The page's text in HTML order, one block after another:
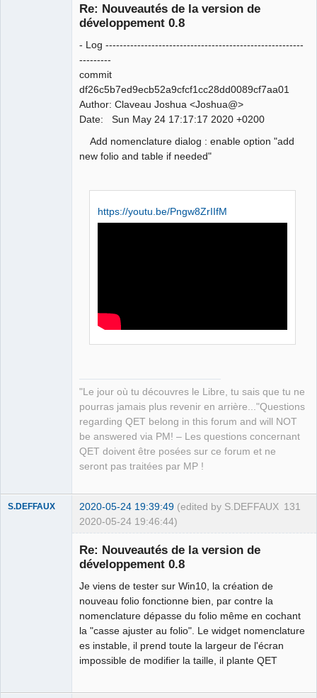
Re: Nouveautés de la version de
développement 0.8
- Log --------------------------------------------------------
---------
commit
df26c5b7ed9ecb52a9cfcf1cc28dd0089cf7aa01
Author: Claveau Joshua <Joshua@>
Date: Sun May 24 17:17:17 2020 +0200
Add nomenclature dialog : enable option "add
new folio and table if needed"
https://youtu.be/Pngw8ZrIIfM
"Le jour où tu découvres le Libre, tu sais que tu ne
pourras jamais plus revenir en arrière..."Questions
regarding QET belong in this forum and will NOT
be answered via PM! – Les questions concernant
QET doivent être posées sur ce forum et ne
seront pas traitées par MP !
131
S.DEFFAUX 2020-05-24 19:39:49 (edited by S.DEFFAUX
2020-05-24 19:46:44)
Re: Nouveautés de la version de
développement 0.8
Je viens de tester sur Win10, la création de
nouveau folio fonctionne bien, par contre la
nomenclature dépasse du folio même en cochant
la "casse ajuster au folio". Le widget nomenclature
es instable, il prend toute la largeur de l'écran
impossible de modifier la taille, il plante QET